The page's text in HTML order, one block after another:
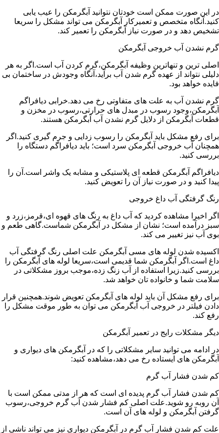
در این صورت ممکن است خودتان نتوانید آبگرمکن را عیب یابی
کنید.آنگاه متخصص و تعمیرکار آبگرمکن می تواند مشکل را سریعا
تشخیص دهد و در صورت نیاز آبگرمکن را تعمیر کند.
گرم نشدن آب خروجی آبگرمکن
اصلی ترین و تنهاترین وظیفه آبگرمکن،گرم کردن آب است.اگر به هر
دلیلی نتواند از عهده گرم شدن آب برآید،آنگاه وجودش در ساختمان بی
فایده خواهد بود.
گرم نشدن آب به علت های متفاوتی رخ می دهد.خرابی دیافراگم
آبگرمکن،وجود رسوب در مبدل های حرارتی،رسوب در مخزن و
قطعات آبگرمکن از دلایل گرم نشدن آب آبگرمکن هستند.
برای رفع مشکل باید آبگرمکن را رسوب زدایی و جرم گیری کنید.اگر
همچنان آب خروجی آبگرمکن سرد است؛ باید دیافراگم دستگاه را
بررسی کنید.
دیافراگم آبگرمکن قطعه ای پلاستیکی و مشابه یک واشر است.آن را
پیدا کنید و در صورت نیاز آن را تعویض کنید.
رنگ گرفتگی آب داغ خروجی
اگر اخیرا مشاهده کردید که آب داغ به رنگ های قهوه ای،قرمز،زرد و
سبز درآمده است؛ نشان از مشکل در آبگرمکن شماست.گاهی طعم و
بوی آب نیز تغییر می کند.
اکسیده شدن لوله های مسی آبگرمکن علت اصلی رنگ گرفتگی آب
داغ است.اگر آبگرمکن شما قدیمی است،سریعا لوله های آبگرمکن را
بررسی کنید.زیرا استفاده از آب زنگ زده،موجب بروز مشکلاتی در
سلامت شما و خانواده تان خواهد شد.
برای رفع مشکل آن باید لوله های آبگرمکن تعویض شوند.همچنین قرار
دادن فیلتر در خروجی آب آبگرمکن می توان به طور موقت مشکل را
رفع کند.
دیگر مشکلات رایج در تعمیر آبگرمکن
در ادامه می توانید سایر مشکلاتی را که در آبگرمکن های دیواری و
آبگرمکن های ایستاده رخ می دهد،مشاهده کنید:
کم شدن فشار آب گرم
کم شدن فشار آب گرم پدیده ای است که هر از مدتی ممکن است با
آن روبه رو شوید.علت اصلی کم فشار شدن آب گرم خروجی،رسوب
گرفتن آبگرمکن و لوله های آن است.
علت کم شدن فشار آب گرم در آبگرمکن دیواری نیز می تواند ناشی از